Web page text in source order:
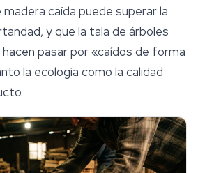
caída puede superar la
y que la tala de árboles
pasar por «caídos de forma
la ecología como la calidad